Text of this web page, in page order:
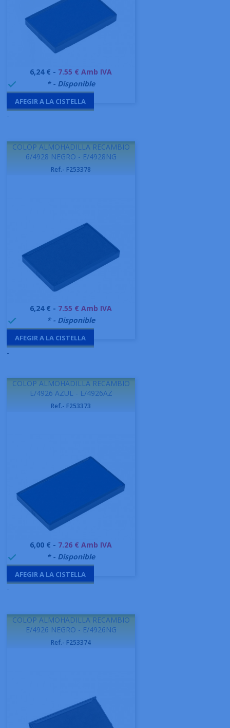
Preu
6,24 € - 7.55 € Amb IVA
 * - Disponible
AFEGIR A LA CISTELLA
-
COLOP ALMOHADILLA RECAMBIO
6/4928 NEGRO - E/4928NG
Ref.- F253378
Preu
6,24 € - 7.55 € Amb IVA
 * - Disponible
AFEGIR A LA CISTELLA
-
COLOP ALMOHADILLA RECAMBIO
E/4926 AZUL - E/4926AZ
Ref.- F253373
Preu
6,00 € - 7.26 € Amb IVA
 * - Disponible
AFEGIR A LA CISTELLA
-
COLOP ALMOHADILLA RECAMBIO
E/4926 NEGRO - E/4926NG
Ref.- F253374